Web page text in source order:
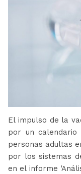
El impulso de la
por un calendario
personas adultas
por los sistemas
en el informe